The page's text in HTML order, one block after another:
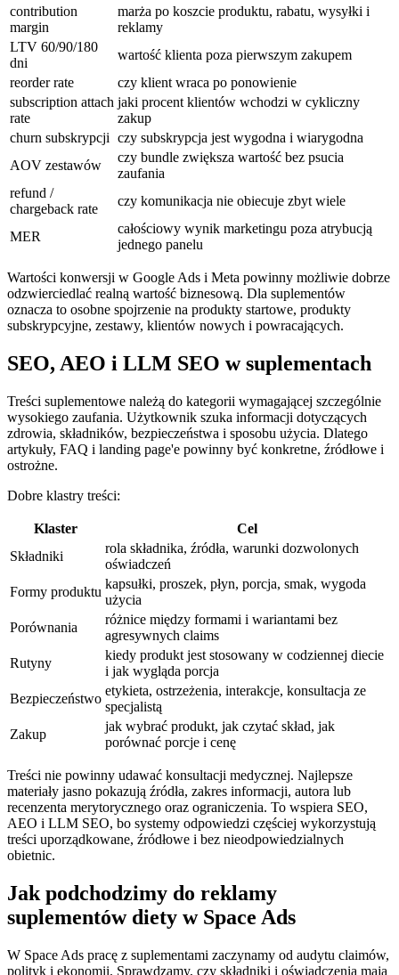
contribution
margin
marża po koszcie produktu, rabatu, wysyłki i
reklamy
LTV 60/90/180
dni
wartość klienta poza pierwszym zakupem
reorder rate
czy klient wraca po ponowienie
subscription attach
rate
jaki procent klientów wchodzi w cykliczny
zakup
churn subskrypcji czy subskrypcja jest wygodna i wiarygodna
AOV zestawów
czy bundle zwiększa wartość bez psucia
zaufania
refund /
chargeback rate
czy komunikacja nie obiecuje zbyt wiele
MER
całościowy wynik marketingu poza atrybucją
jednego panelu
Wartości konwersji w Google Ads i Meta powinny możliwie dobrze
odzwierciedlać realną wartość biznesową. Dla suplementów
oznacza to osobne spojrzenie na produkty startowe, produkty
subskrypcyjne, zestawy, klientów nowych i powracających.
SEO, AEO i LLM SEO w suplementach
Treści suplementowe należą do kategorii wymagającej szczególnie
wysokiego zaufania. Użytkownik szuka informacji dotyczących
zdrowia, składników, bezpieczeństwa i sposobu użycia. Dlatego
artykuły, FAQ i landing page'e powinny być konkretne, źródłowe i
ostrożne.
Dobre klastry treści:
Klaster
Cel
Składniki
rola składnika, źródła, warunki dozwolonych
oświadczeń
Formy produktu
kapsułki, proszek, płyn, porcja, smak, wygoda
użycia
Porównania
różnice między formami i wariantami bez
agresywnych claims
Rutyny
kiedy produkt jest stosowany w codziennej diecie
i jak wygląda porcja
Bezpieczeństwo
etykieta, ostrzeżenia, interakcje, konsultacja ze
specjalistą
Zakup
jak wybrać produkt, jak czytać skład, jak
porównać porcje i cenę
Treści nie powinny udawać konsultacji medycznej. Najlepsze
materiały jasno pokazują źródła, zakres informacji, autora lub
recenzenta merytorycznego oraz ograniczenia. To wspiera SEO,
AEO i LLM SEO, bo systemy odpowiedzi częściej wykorzystują
treści uporządkowane, źródłowe i bez nieodpowiedzialnych
obietnic.
Jak podchodzimy do reklamy
suplementów diety w Space Ads
W Space Ads pracę z suplementami zaczynamy od audytu claimów,
polityk i ekonomii. Sprawdzamy, czy składniki i oświadczenia mają